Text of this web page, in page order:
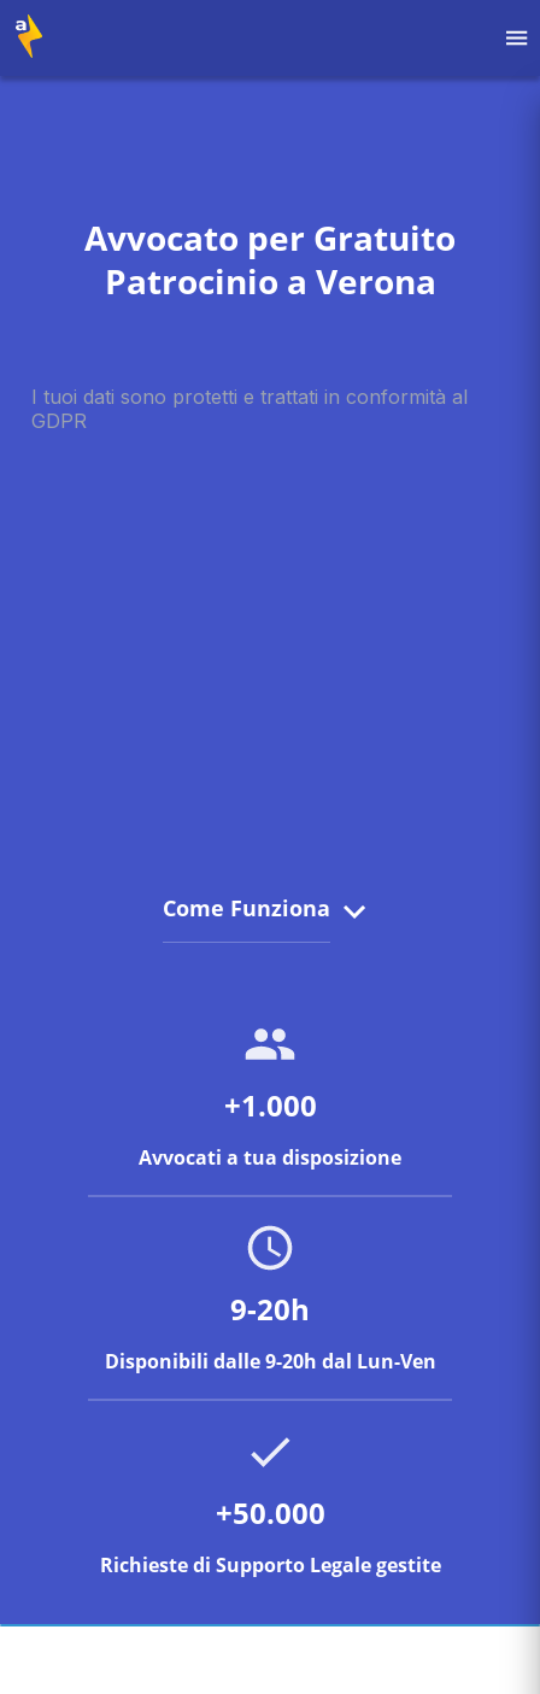
Avvocato per Gratuito
Patrocinio a Verona
Come Funziona
+1.000
Avvocati a tua disposizione
9-20h
Disponibili dalle 9-20h dal Lun-Ven
+50.000
Richieste di Supporto Legale gestite